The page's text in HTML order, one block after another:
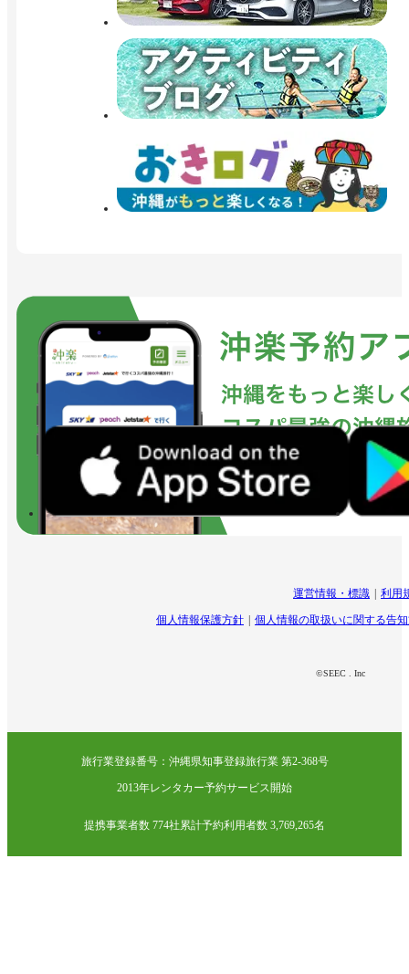
運営情報・標識 利用
個人情報保護方針 個人情報の取扱いに関する告
©SEEC . Inc
旅行業登録番号：沖縄県知事登録旅行業 第2-368号
2013年レンタカー予約サービス開始
提携事業者数 774社累計予約利用者数 3,769,265名